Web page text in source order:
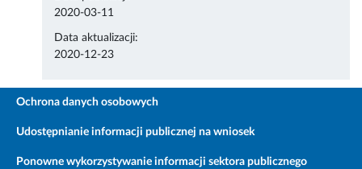
2020-03-11
Data aktualizacji:
2020-12-23
Ochrona danych osobowych
Udostępnianie informacji publicznej na wniosek
Ponowne wykorzystywanie informacji sektora publicznego